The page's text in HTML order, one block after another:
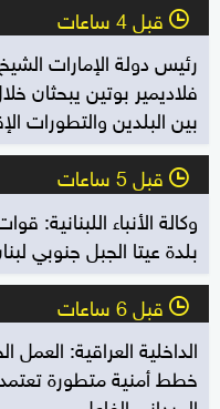
l قبل 4 ساعات
رئيس دولة الإمارات
فلاديمير بوتين يبحثان
بين البلدين والتطورات
l قبل 5 ساعات
وكالة الأنباء
بلدة عيتا الجبل جنوبي
l قبل 6 ساعات
الداخلية العراقية:
خطط أمنية متطورة تعتمد